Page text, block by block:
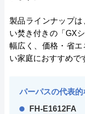
製品ラインナップ
い焚き付きの「GX
幅広く、価格・省
い家庭におすすめで
パーパスの代表
FH-E1612FA